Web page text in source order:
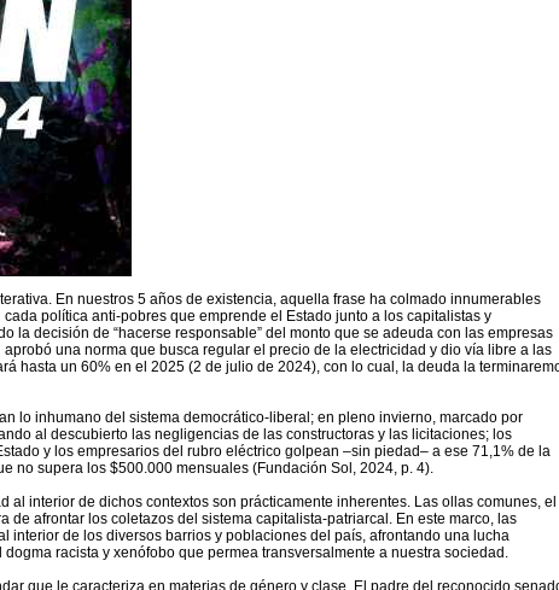
En nuestros 5 años de existencia, aquella frase ha colmado innumerables
política anti-pobres que emprende el Estado junto a los capitalistas y
la decisión de “hacerse responsable” del monto que se adeuda con las empresas
una norma que busca regular el precio de la electricidad y dio vía libre a las
hasta un 60% en el 2025 (2 de julio de 2024), con lo cual, la deuda la
lo inhumano del sistema democrático-liberal; en pleno invierno, marcado por
al descubierto las negligencias de las constructoras y las licitaciones; los
y los empresarios del rubro eléctrico golpean –sin piedad– a ese 71,1% de la
no supera los $500.000 mensuales (Fundación Sol, 2024, p. 4).
interior de dichos contextos son prácticamente inherentes. Las ollas comunes, el
afrontar los coletazos del sistema capitalista-patriarcal. En este marco, las
de los diversos barrios y poblaciones del país, afrontando una lucha
racista y xenófobo que permea transversalmente a nuestra sociedad.